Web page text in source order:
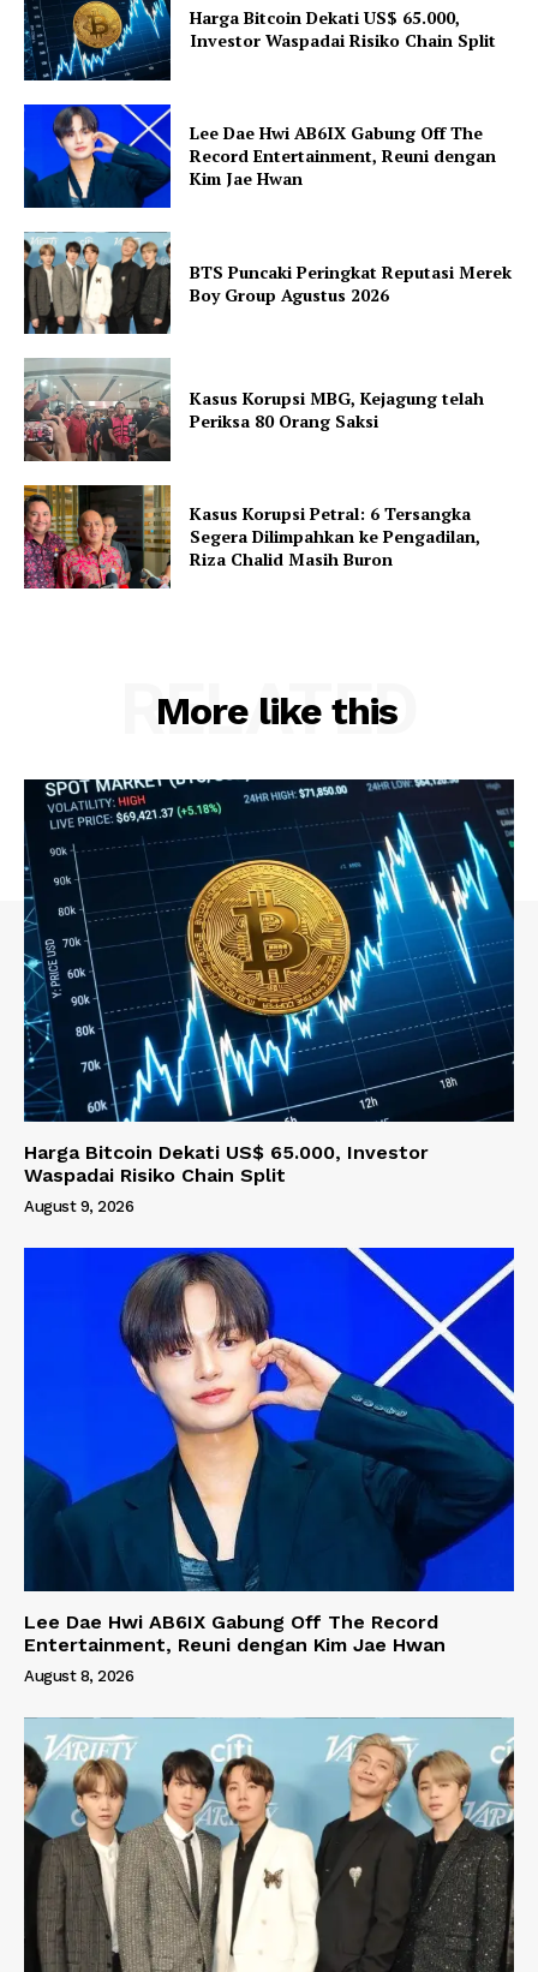
Harga Bitcoin Dekati US$ 65.000,
Investor Waspadai Risiko Chain Split
Lee Dae Hwi AB6IX Gabung Off The
Record Entertainment, Reuni dengan
Kim Jae Hwan
BTS Puncaki Peringkat Reputasi Merek
Boy Group Agustus 2026
Kasus Korupsi MBG, Kejagung telah
Periksa 80 Orang Saksi
Kasus Korupsi Petral: 6 Tersangka
Segera Dilimpahkan ke Pengadilan,
Riza Chalid Masih Buron
More like this
RELATED
Harga Bitcoin Dekati US$ 65.000, Investor
Waspadai Risiko Chain Split
August 9, 2026
Lee Dae Hwi AB6IX Gabung Off The Record
Entertainment, Reuni dengan Kim Jae Hwan
August 8, 2026